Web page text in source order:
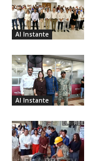
Al Instante
Al Instante